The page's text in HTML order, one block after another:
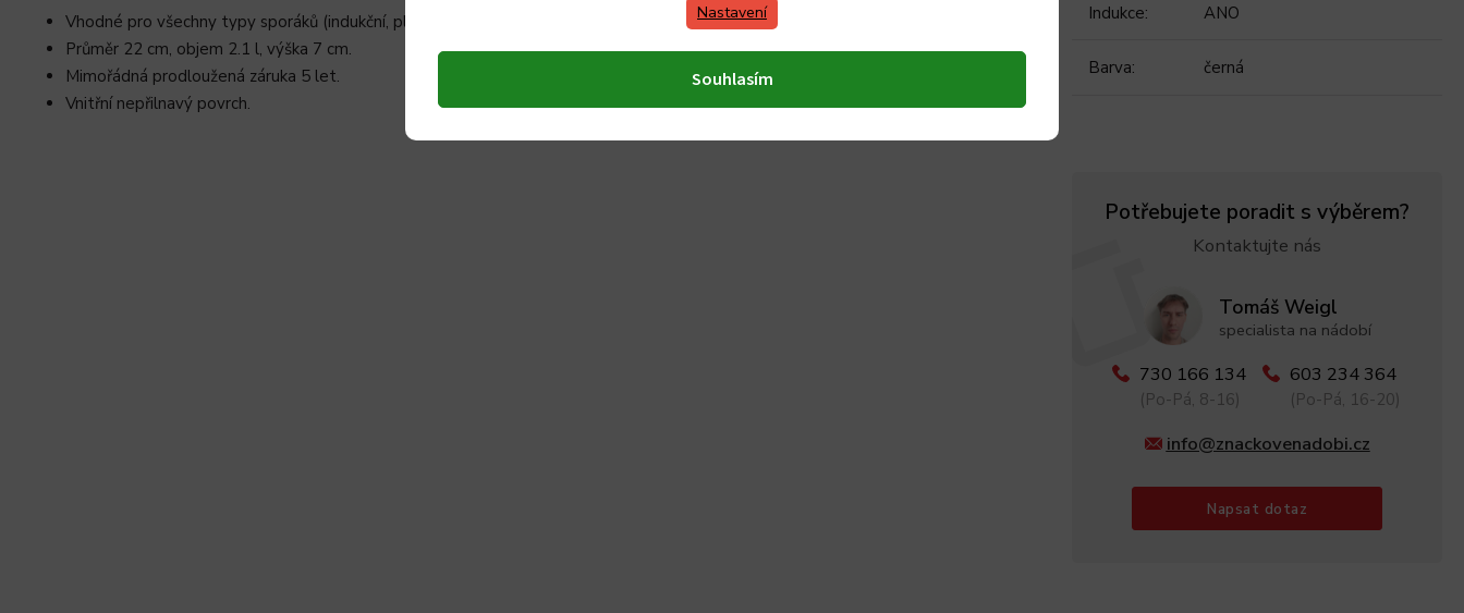
Nastavení
Souhlasím
Vhodné pro všechny typy sporáků (indukční, plynové, elektrické a sklokeramické).
Průměr 22 cm, objem 2.1 l, výška 7 cm.
Mimořádná prodloužená záruka 5 let.
Vnitřní nepřilnavý povrch.
Indukce: ANO
Barva: černá
Potřebujete poradit s výběrem?
Kontaktujte nás
Tomáš Weigl
specialista na nádobí
730 166 134
(Po-Pá, 8-16)
603 234 364
(Po-Pá, 16-20)
info@znackovenadobi.cz
Napsat dotaz